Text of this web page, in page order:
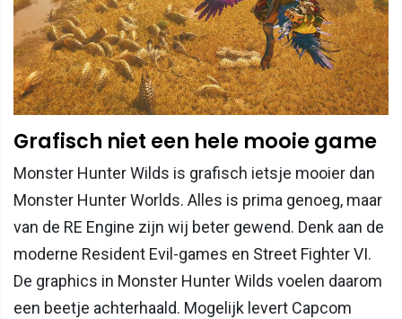
Grafisch niet een hele mooie game
Monster Hunter Wilds is grafisch ietsje mooier dan
Monster Hunter Worlds. Alles is prima genoeg, maar
van de RE Engine zijn wij beter gewend. Denk aan de
moderne Resident Evil-games en Street Fighter VI.
De graphics in Monster Hunter Wilds voelen daarom
een beetje achterhaald. Mogelijk levert Capcom